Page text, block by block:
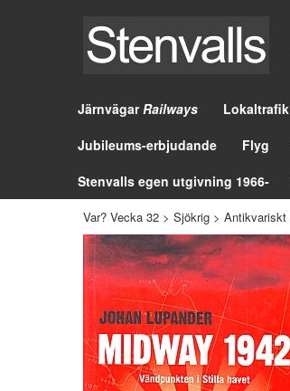
JärnvägarRailways Lokaltrafik
Jubileums-erbjudande
Flyg
Stenvalls egen utgivning 1966-
Var? Vecka 32 > Sjökrig > Antikvariskt